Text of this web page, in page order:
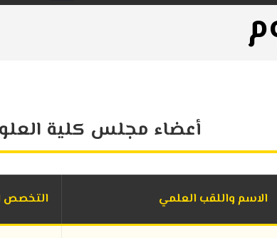
أعضاء مجلس كلية
الاسم واللقب العلمي التخصص